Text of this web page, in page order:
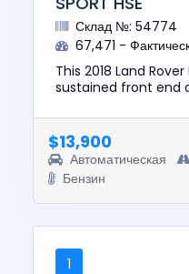
Склад №: 54774
67,471 -
This 2018 Land
sustained front end
vehicle is being sold
$13,900
Автоматическая
Бензин
1